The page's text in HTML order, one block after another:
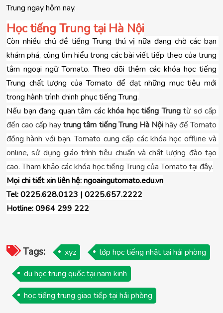
Trung ngay hôm nay.
Học tiếng Trung tại Hà Nội
Còn nhiều chủ đề tiếng Trung thú vị nữa đang chờ các bạn
khám phá, cùng tìm hiểu trong các bài viết tiếp theo của trung
tâm ngoại ngữ Tomato. Theo dõi thêm các khóa học tiếng
Trung chất lượng của Tomato để đạt những mục tiêu mới
trong hành trình chinh phục tiếng Trung.
Nếu bạn đang quan tâm các khóa học tiếng Trung từ sơ cấp
đến cao cấp hay trung tâm tiếng Trung Hà Nội hãy để Tomato
đồng hành với bạn. Tomato cung cấp các khóa học offline và
online, sử dụng giáo trình tiêu chuẩn và chất lượng đào tạo
cao. Tham khảo các khóa học tiếng Trung của Tomato tại đây.
Mọi chi tiết xin liên hệ: ngoaingutomato.edu.vn
Tel: 0225.628.0123 | 0225.657.2222
Hotline: 0964 299 222
Tags: xyz
lớp học tiếng nhật tại hải phòng
du học trung quốc tại nam kinh
học tiếng trung giao tiếp tại hải phòng